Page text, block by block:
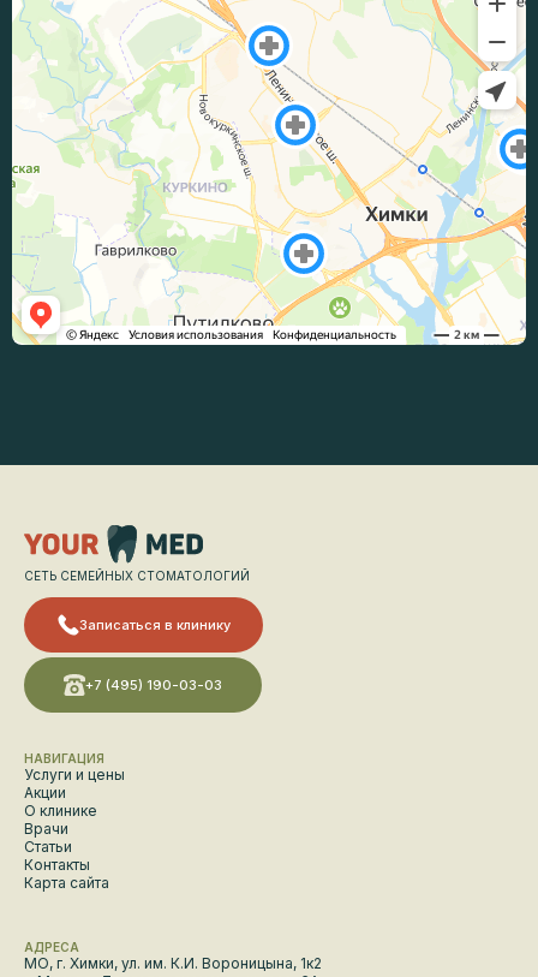
СЕТЬ СЕМЕЙНЫХ СТОМАТОЛОГИЙ
НАВИГАЦИЯ
Услуги и цены
Акции
О клинике
Врачи
Статьи
Контакты
Карта сайта
АДРЕСА
МО, г. Химки, ул. им. К.И. Вороницына, 1к2
+7 (495) 190-03-03
Записаться в клинику